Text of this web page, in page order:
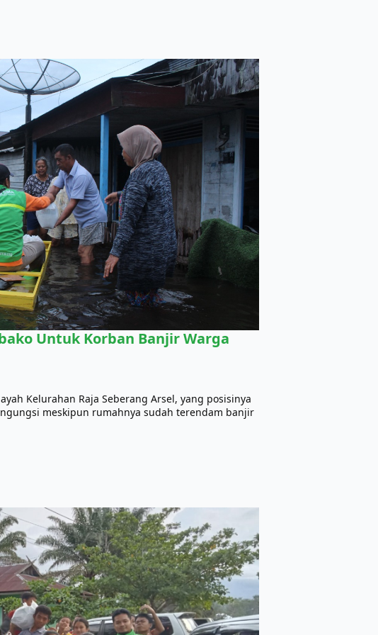
Untuk Korban Banjir Warga
Kelurahan Raja Seberang Arsel, yang posisinya
meskipun rumahnya sudah terendam banjir